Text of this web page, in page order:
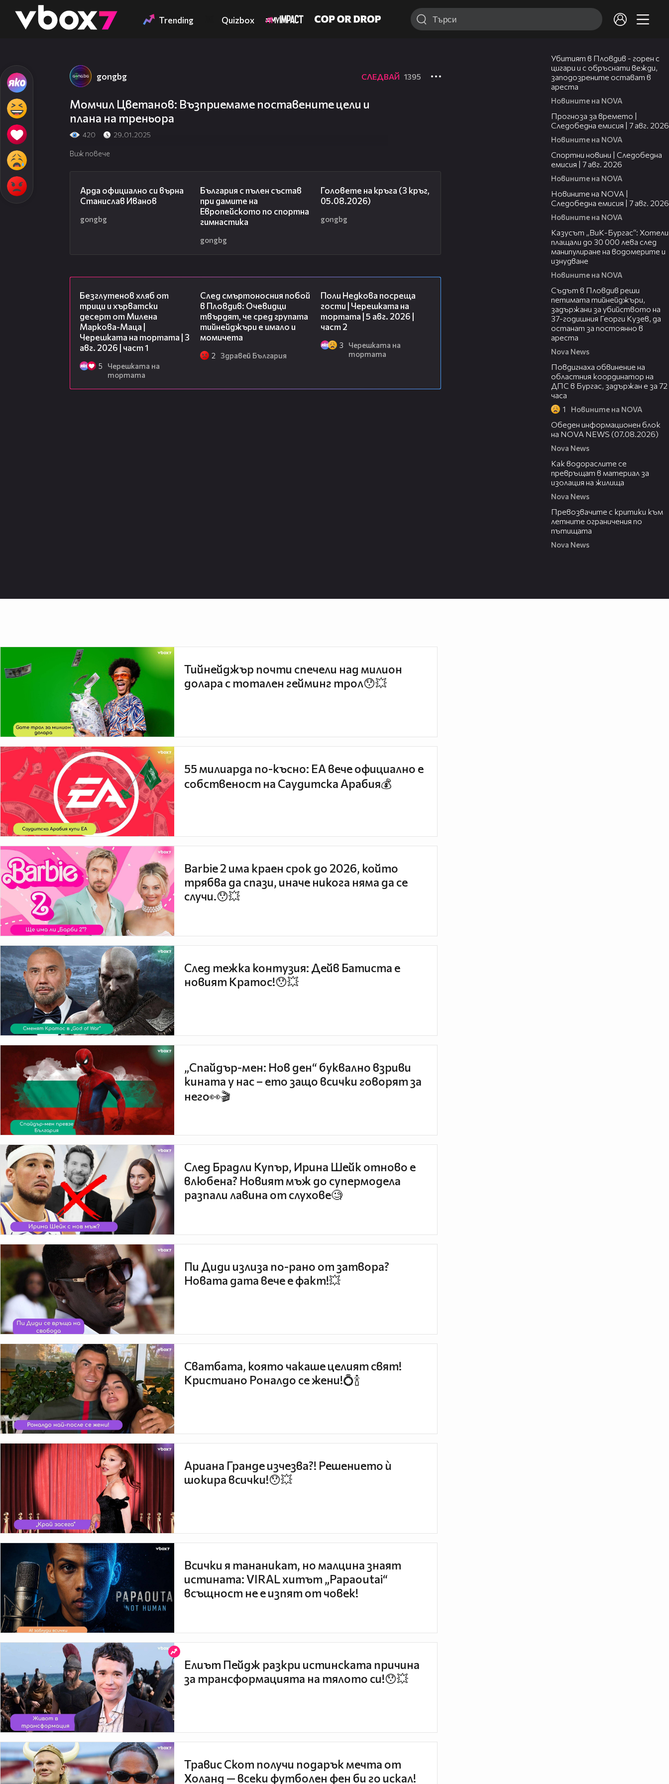
👾 Trending Quizbox
gongbg СЛЕДВАЙ 1395
Момчил Цветанов: Възприемаме поставените цели и
плана на треньора
420 29.01.2025
Виж повече
Арда официално си върна
Станислав Иванов
gongbg
България с пълен състав
при дамите на
Европейското по спортна
гимнастика
gongbg
Головете на кръга (3 кръг,
05.08.2026)
gongbg
Безглутенов хляб от
трици и хърватски
десерт от Милена
Маркова-Маца |
Черешката на тортата | 3
авг. 2026 | част 1
5
Черешката на
тортата
След смъртоносния побой
в Пловдив: Очевидци
твърдят, че сред групата
тийнейджъри е имало и
момичета
2 Здравей България
Поли Недкова посреща
гости | Черешката на
тортата | 5 авг. 2026 |
част 2
3
Черешката на
тортата
Убитият в Пловдив - горен с
цигари и с обръснати вежди,
заподозрените остават в
ареста
Новините на NOVA
Прогноза за времето |
Следобедна емисия | 7 авг. 2026
Новините на NOVA
Спортни новини | Следобедна
емисия | 7 авг. 2026
Новините на NOVA
Новините на NOVA |
Следобедна емисия | 7 авг. 2026
Новините на NOVA
Казусът „ВиК-Бургас“: Хотели
плащали до 30 000 лева след
манипулиране на водомерите и
изнудване
Новините на NOVA
Съдът в Пловдив реши
петимата тийнейджъри,
задържани за убийството на
37-годишния Георги Кузев, да
останат за постоянно в
ареста
Nova News
Повдигнаха обвинение на
областния координатор на
ДПС в Бургас, задържан е за 72
часа
1 Новините на NOVA
Обеден информационен блок
на NOVA NEWS (07.08.2026)
Nova News
Как водораслите се
превръщат в материал за
изолация на жилища
Nova News
Превозвачите с критики към
летните ограничения по
пътищата
Nova News
Тийнейджър почти спечели над милион
долара с тотален гейминг трол😯💥
55 милиарда по-късно: EA вече официално е
собственост на Саудитска Арабия💰
Barbie 2 има краен срок до 2026, който
трябва да спази, иначе никога няма да се
случи.😯💥
След тежка контузия: Дейв Батиста е
новият Кратос!😯💥
„Спайдър-мен: Нов ден“ буквално взриви
кината у нас – ето защо всички говорят за
него👀🎬
След Брадли Купър, Ирина Шейк отново е
влюбена? Новият мъж до супермодела
разпали лавина от слухове🧐
Пи Диди излиза по-рано от затвора?
Новата дата вече е факт!💥
Сватбата, която чакаше целият свят!
Кристиано Роналдо се жени!💍🍾
Ариана Гранде изчезва?! Решението ѝ
шокира всички!😯💥
Всички я тананикат, но малцина знаят
истината: VIRAL хитът „Papaoutai“
всъщност не е изпят от човек!
Елиът Пейдж разкри истинската причина
за трансформацията на тялото си!😯💥
Травис Скот получи подарък мечта от
Холанд — всеки футболен фен би го искал!